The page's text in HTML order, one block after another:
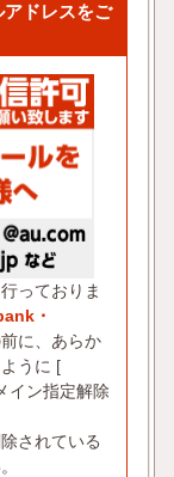
アドレスをご
っておりま
・
に、あらか
うに [
イン指定解除
されている